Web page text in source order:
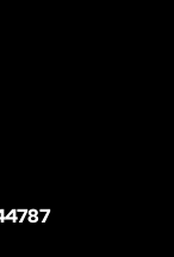
B